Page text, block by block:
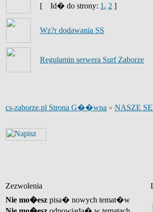
[
Id� do strony: 1 , 2 ]
Wz?r dodawania SS
Regulamin serwera Surf Zaborze
cs-zaborze.pl Strona G��wna » NASZE
Zezwolenia
Nie mo�esz pisa� nowych temat�w